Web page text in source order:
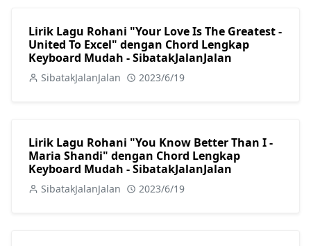
Lirik Lagu Rohani "Your Love Is The Greatest -
United To Excel" dengan Chord Lengkap
Keyboard Mudah - SibatakJalanJalan
SibatakJalanJalan 2023/6/19
Lirik Lagu Rohani "You Know Better Than I -
Maria Shandi" dengan Chord Lengkap
Keyboard Mudah - SibatakJalanJalan
SibatakJalanJalan 2023/6/19